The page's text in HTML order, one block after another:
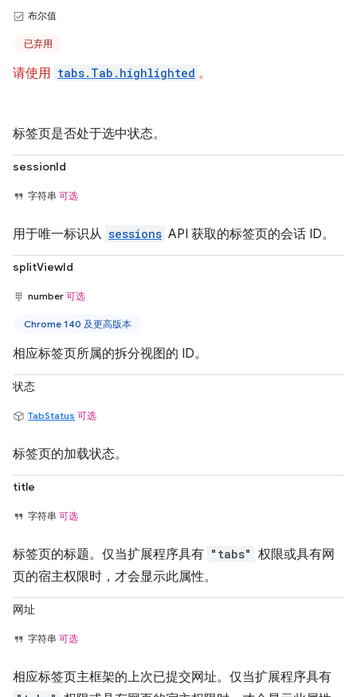
布尔值
已弃用
请使用 tabs.Tab.highlighted 。
标签页是否处于选中状态。
sessionId
字符串 可选
用于唯一标识从 sessions API 获取的标签页的会话 ID。
splitViewId
number 可选
Chrome 140 及更高版本
相应标签页所属的拆分视图的 ID。
状态
TabStatus 可选
标签页的加载状态。
title
字符串 可选
标签页的标题。仅当扩展程序具有 "tabs" 权限或具有网
页的宿主权限时，才会显示此属性。
网址
字符串 可选
相应标签页主框架的上次已提交网址。仅当扩展程序具有